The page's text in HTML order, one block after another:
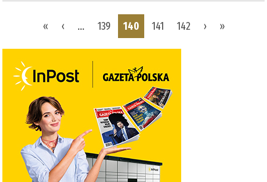
« ‹ … 139 140 141 142 › »